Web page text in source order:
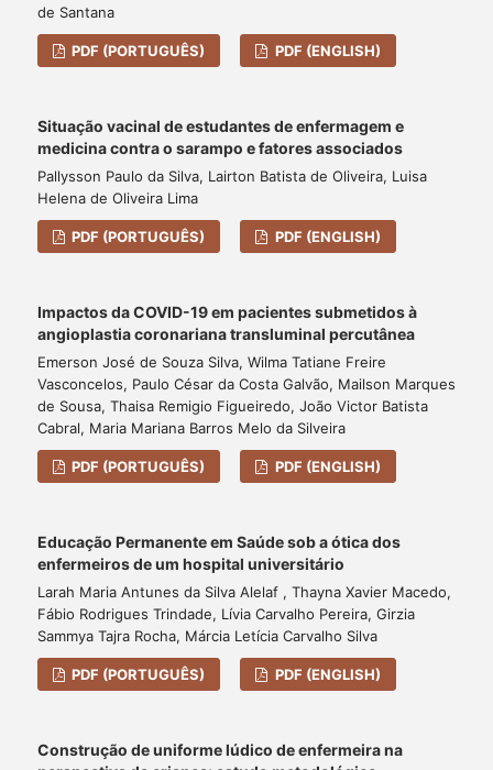
de Santana
PDF (PORTUGUÊS) PDF (ENGLISH)
Situação vacinal de estudantes de enfermagem e
medicina contra o sarampo e fatores associados
Pallysson Paulo da Silva, Lairton Batista de Oliveira, Luisa
Helena de Oliveira Lima
PDF (PORTUGUÊS) PDF (ENGLISH)
Impactos da COVID-19 em pacientes submetidos à
angioplastia coronariana transluminal percutânea
Emerson José de Souza Silva, Wilma Tatiane Freire
Vasconcelos, Paulo César da Costa Galvão, Mailson Marques
de Sousa, Thaisa Remigio Figueiredo, João Victor Batista
Cabral, Maria Mariana Barros Melo da Silveira
PDF (PORTUGUÊS) PDF (ENGLISH)
Educação Permanente em Saúde sob a ótica dos
enfermeiros de um hospital universitário
Larah Maria Antunes da Silva Alelaf , Thayna Xavier Macedo,
Fábio Rodrigues Trindade, Lívia Carvalho Pereira, Girzia
Sammya Tajra Rocha, Márcia Letícia Carvalho Silva
PDF (PORTUGUÊS) PDF (ENGLISH)
Construção de uniforme lúdico de enfermeira na